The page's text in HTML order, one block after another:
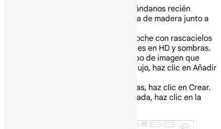
Un plato de muffins de arándanos recién
horneados sobre una mesa de madera junto a
Una ciudad futurista de noche con rascacielos
y coches voladores, detalles en HD y sombras.
Opcional: Para especificar el tipo de imagen que
quieres, como una foto o un dibujo, haz clic en Añadir
Para generar imágenes sugeridas, haz clic en Crear.
Para insertar una imagen generada, haz clic en la